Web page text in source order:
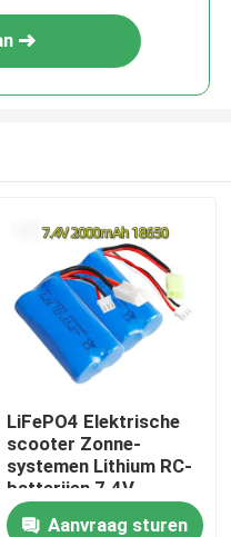
LiFePO4 Elektrische
scooter Zonne-
systemen Lithium RC-
batterijen 7.4V
2000mAh
Aanvraag sturen